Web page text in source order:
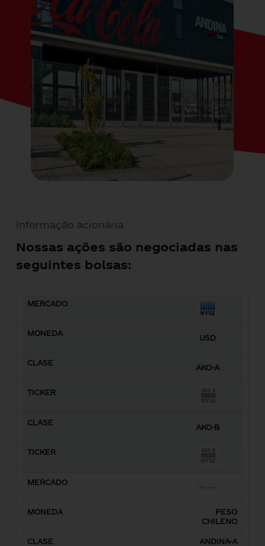
Trabalhe Conosco
Documentos de interesse
Informação acionária
Nossas ações são negociadas nas
seguintes bolsas:
MERCADO
USD
AKO-A
AKO-B
PESO
CHILENO
ANDINA-A